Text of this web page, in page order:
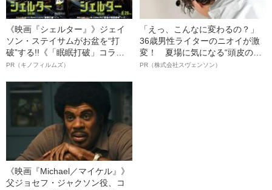
《映画『シェルター』》ジェイ
ソン・ステイサムがお盆を“打
破”する!!《「眠眠打破」コラ
ボ》
PR（キノフィルムズ）
「えっ、こんなに変わるの？」
36歳男性ライターのニオイが激
変！ 夏場に気になる“頭皮のニ
オイ”や“ベタつき”を解消す
PR（株式会社スヴェンソン）
《映画『Michael／マイケル』》
父ジョセフ・ジャクソン役、コ